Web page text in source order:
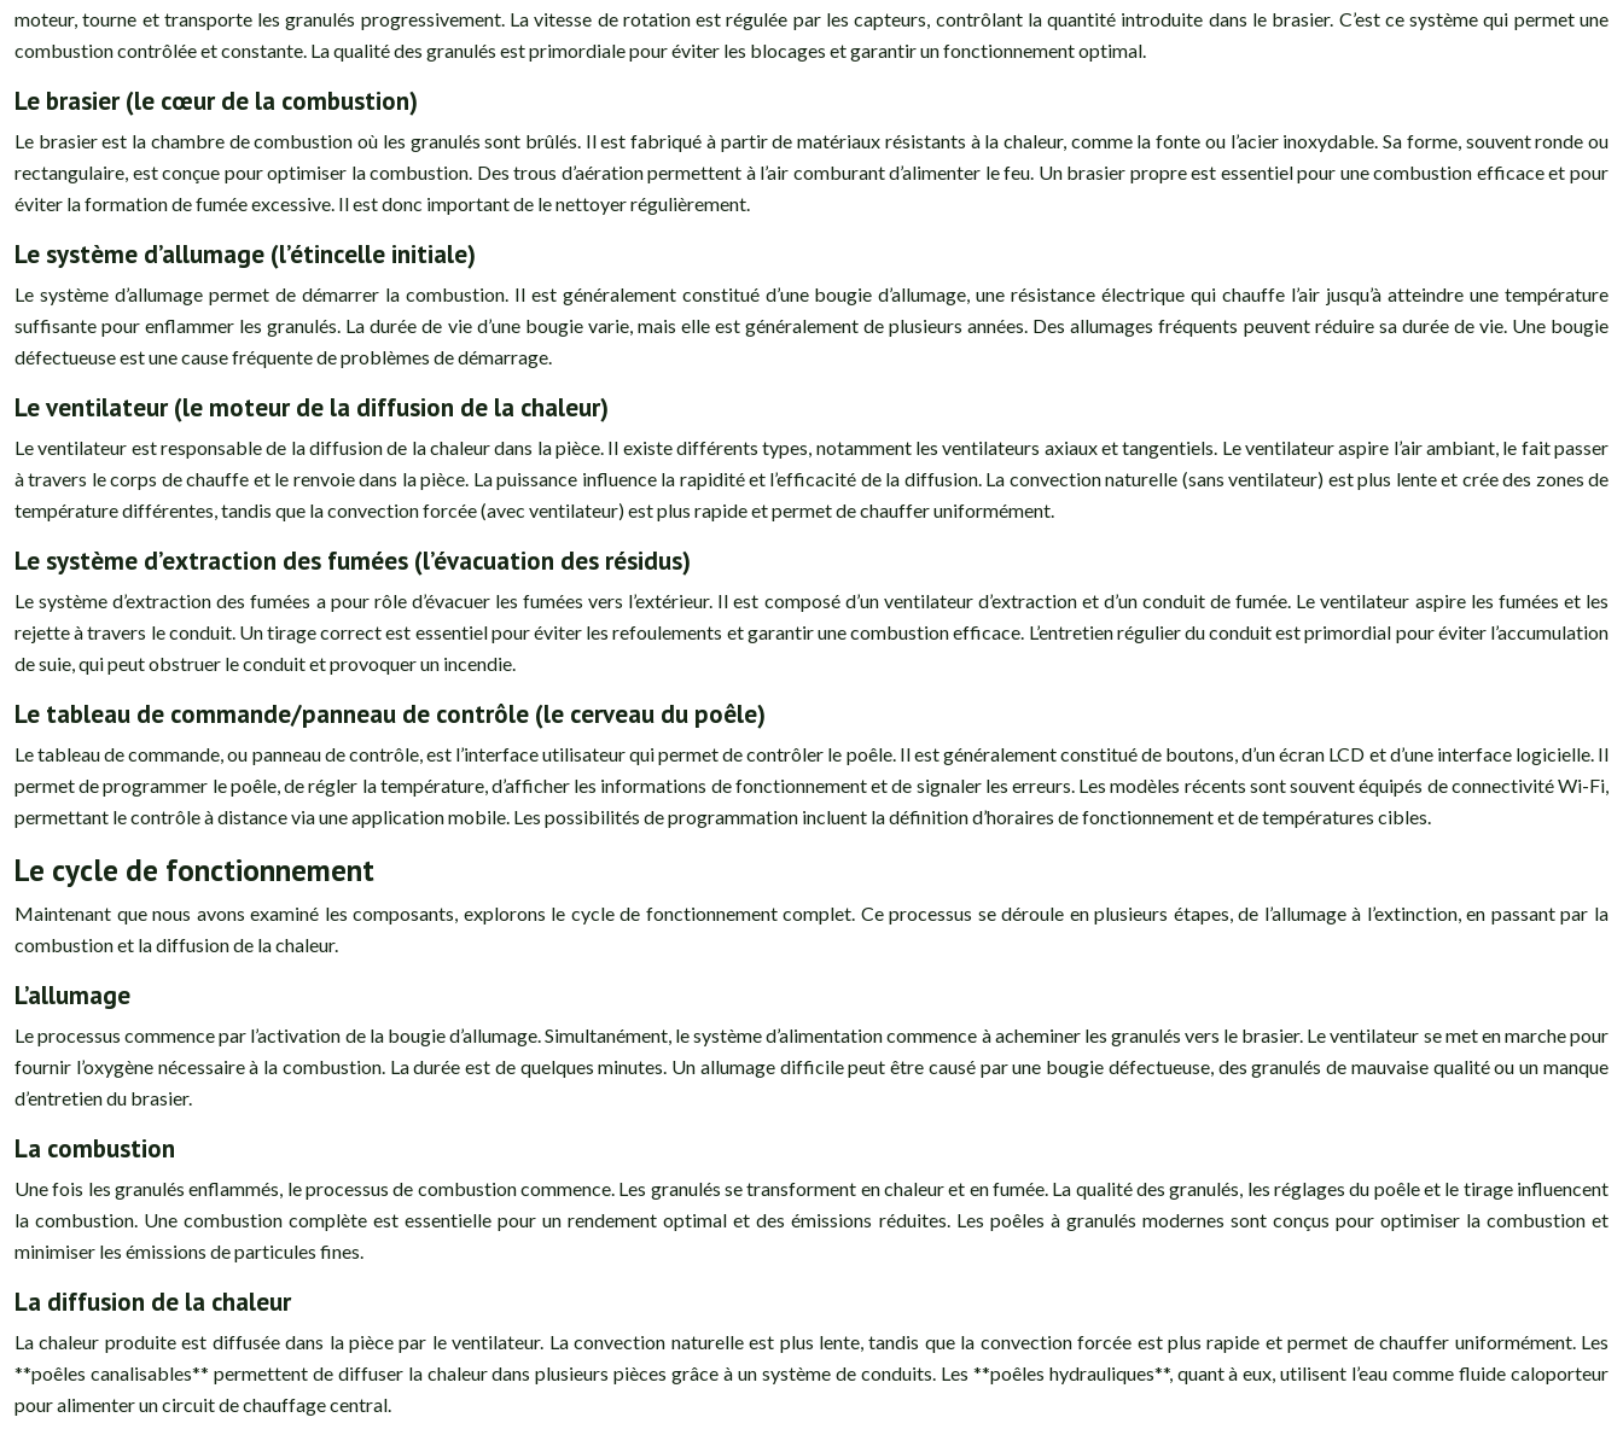
moteur, tourne et transporte les granulés progressivement. La vitesse de rotation est régulée par les capteurs, contrôlant la quantité introduite dans le brasier. C’est ce système qui permet une
combustion contrôlée et constante. La qualité des granulés est primordiale pour éviter les blocages et garantir un fonctionnement optimal.
Le brasier (le cœur de la combustion)
Le brasier est la chambre de combustion où les granulés sont brûlés. Il est fabriqué à partir de matériaux résistants à la chaleur, comme la fonte ou l’acier inoxydable. Sa forme, souvent ronde ou
rectangulaire, est conçue pour optimiser la combustion. Des trous d’aération permettent à l’air comburant d’alimenter le feu. Un brasier propre est essentiel pour une combustion efficace et pour
éviter la formation de fumée excessive. Il est donc important de le nettoyer régulièrement.
Le système d’allumage (l’étincelle initiale)
Le système d’allumage permet de démarrer la combustion. Il est généralement constitué d’une bougie d’allumage, une résistance électrique qui chauffe l’air jusqu’à atteindre une température
suffisante pour enflammer les granulés. La durée de vie d’une bougie varie, mais elle est généralement de plusieurs années. Des allumages fréquents peuvent réduire sa durée de vie. Une bougie
défectueuse est une cause fréquente de problèmes de démarrage.
Le ventilateur (le moteur de la diffusion de la chaleur)
Le ventilateur est responsable de la diffusion de la chaleur dans la pièce. Il existe différents types, notamment les ventilateurs axiaux et tangentiels. Le ventilateur aspire l’air ambiant, le fait passer
à travers le corps de chauffe et le renvoie dans la pièce. La puissance influence la rapidité et l’efficacité de la diffusion. La convection naturelle (sans ventilateur) est plus lente et crée des zones de
température différentes, tandis que la convection forcée (avec ventilateur) est plus rapide et permet de chauffer uniformément.
Le système d’extraction des fumées (l’évacuation des résidus)
Le système d’extraction des fumées a pour rôle d’évacuer les fumées vers l’extérieur. Il est composé d’un ventilateur d’extraction et d’un conduit de fumée. Le ventilateur aspire les fumées et les
rejette à travers le conduit. Un tirage correct est essentiel pour éviter les refoulements et garantir une combustion efficace. L’entretien régulier du conduit est primordial pour éviter l’accumulation
de suie, qui peut obstruer le conduit et provoquer un incendie.
Le tableau de commande/panneau de contrôle (le cerveau du poêle)
Le tableau de commande, ou panneau de contrôle, est l’interface utilisateur qui permet de contrôler le poêle. Il est généralement constitué de boutons, d’un écran LCD et d’une interface logicielle. Il
permet de programmer le poêle, de régler la température, d’afficher les informations de fonctionnement et de signaler les erreurs. Les modèles récents sont souvent équipés de connectivité Wi-Fi,
permettant le contrôle à distance via une application mobile. Les possibilités de programmation incluent la définition d’horaires de fonctionnement et de températures cibles.
Le cycle de fonctionnement
Maintenant que nous avons examiné les composants, explorons le cycle de fonctionnement complet. Ce processus se déroule en plusieurs étapes, de l’allumage à l’extinction, en passant par la
combustion et la diffusion de la chaleur.
L’allumage
Le processus commence par l’activation de la bougie d’allumage. Simultanément, le système d’alimentation commence à acheminer les granulés vers le brasier. Le ventilateur se met en marche pour
fournir l’oxygène nécessaire à la combustion. La durée est de quelques minutes. Un allumage difficile peut être causé par une bougie défectueuse, des granulés de mauvaise qualité ou un manque
d’entretien du brasier.
La combustion
Une fois les granulés enflammés, le processus de combustion commence. Les granulés se transforment en chaleur et en fumée. La qualité des granulés, les réglages du poêle et le tirage influencent
la combustion. Une combustion complète est essentielle pour un rendement optimal et des émissions réduites. Les poêles à granulés modernes sont conçus pour optimiser la combustion et
minimiser les émissions de particules fines.
La diffusion de la chaleur
La chaleur produite est diffusée dans la pièce par le ventilateur. La convection naturelle est plus lente, tandis que la convection forcée est plus rapide et permet de chauffer uniformément. Les
**poêles canalisables** permettent de diffuser la chaleur dans plusieurs pièces grâce à un système de conduits. Les **poêles hydrauliques**, quant à eux, utilisent l’eau comme fluide caloporteur
pour alimenter un circuit de chauffage central.